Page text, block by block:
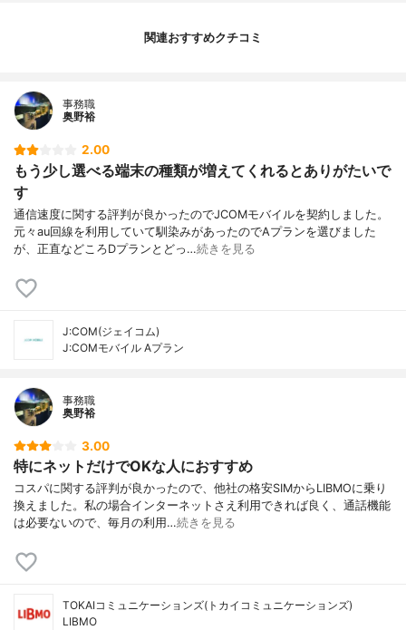
関連おすすめクチコミ
事務職
奥野裕
2.00
もう少し選べる端末の種類が増えてくれるとありがたいで
す
通信速度に関する評判が良かったのでJCOMモバイルを契約しました。
元々au回線を利用していて馴染みがあったのでAプランを選びました
が、正直などころDプランとどっ…続きを見る
J:COM(ジェイコム)
J:COMモバイル Aプラン
事務職
奥野裕
3.00
特にネットだけでOKな人におすすめ
コスパに関する評判が良かったので、他社の格安SIMからLIBMOに乗り
換えました。私の場合インターネットさえ利用できれば良く、通話機能
は必要ないので、毎月の利用…続きを見る
TOKAIコミュニケーションズ(トカイコミュニケーションズ)
LIBMO